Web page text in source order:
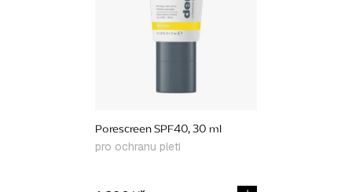
Porescreen SPF40, 30 ml
pro ochranu pleti